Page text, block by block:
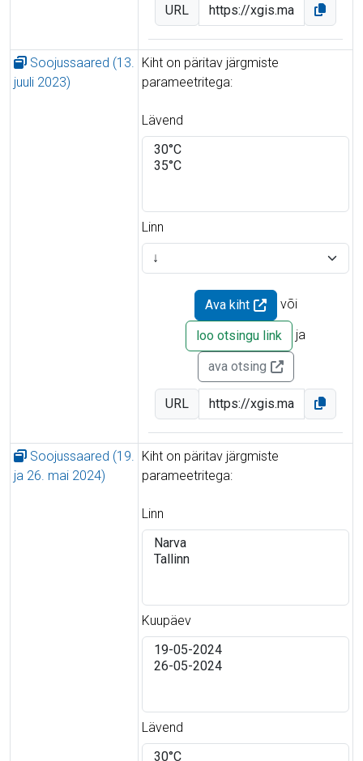
URL
Soojussaared (13.
juuli 2023)
Kiht on päritav järgmiste
parameetritega:
Lävend
Linn
Ava kiht või
loo otsingu link ja
ava otsing
URL
Soojussaared (19.
ja 26. mai 2024)
Kiht on päritav järgmiste
parameetritega:
Linn
Kuupäev
Lävend